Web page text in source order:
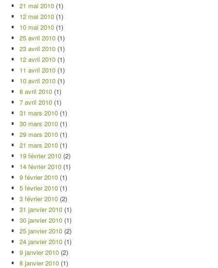
21 mai 2010 (1)
12 mai 2010 (1)
10 mai 2010 (1)
25 avril 2010 (1)
23 avril 2010 (1)
12 avril 2010 (1)
11 avril 2010 (1)
10 avril 2010 (1)
8 avril 2010 (1)
7 avril 2010 (1)
31 mars 2010 (1)
30 mars 2010 (1)
29 mars 2010 (1)
21 mars 2010 (1)
19 février 2010 (2)
14 février 2010 (1)
9 février 2010 (1)
5 février 2010 (1)
3 février 2010 (2)
31 janvier 2010 (1)
30 janvier 2010 (1)
25 janvier 2010 (2)
24 janvier 2010 (1)
9 janvier 2010 (2)
8 janvier 2010 (1)